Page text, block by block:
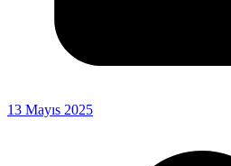
13 Mayıs 2025